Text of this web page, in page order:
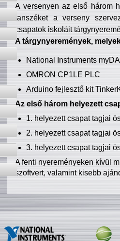
A versenyen az első három
tanszéket a verseny
csapatok iskoláit
A tárgynyeremények,
National Instruments
OMRON CP1LE PLC
Arduino fejlesztő kit
Az első három helyezett
1. helyezett csapat tagjai
2. helyezett csapat tagjai
3. helyezett csapat tagjai
A fenti nyereményeken kívül
szoftvert, valamint kisebb